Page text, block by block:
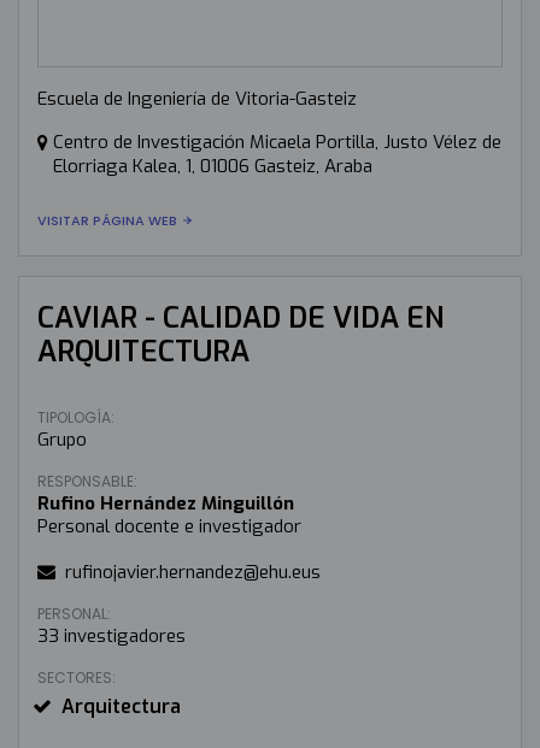
Escuela de Ingeniería de Vitoria-Gasteiz
Centro de Investigación Micaela Portilla, Justo Vélez de
Elorriaga Kalea, 1, 01006 Gasteiz, Araba
VISITAR PÁGINA WEB
CAVIAR - CALIDAD DE VIDA EN
ARQUITECTURA
TIPOLOGÍA:
Grupo
RESPONSABLE:
Rufino Hernández Minguillón
Personal docente e investigador
rufinojavier.hernandez@ehu.eus
PERSONAL:
33 investigadores
SECTORES:
Arquitectura